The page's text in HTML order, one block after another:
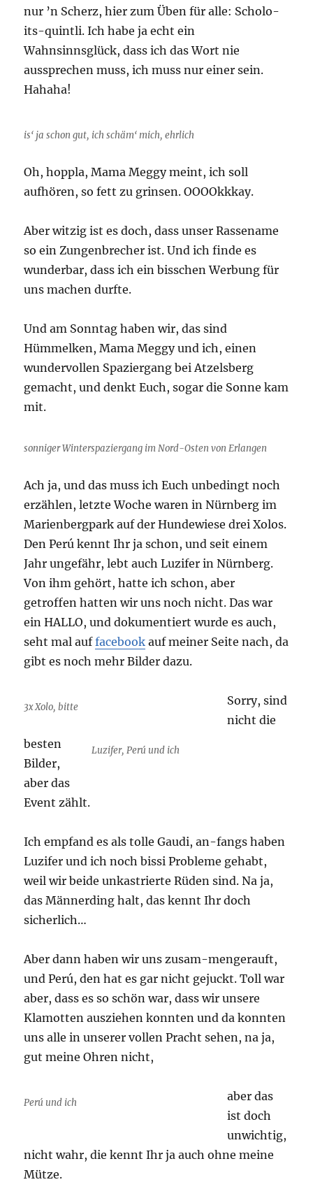
nur ’n Scherz, hier zum Üben für alle: Scholo-
its-quintli. Ich habe ja echt ein
Wahnsinnsglück, dass ich das Wort nie
aussprechen muss, ich muss nur einer sein.
Hahaha!
is‘ ja schon gut, ich schäm‘ mich, ehrlich
Oh, hoppla, Mama Meggy meint, ich soll
aufhören, so fett zu grinsen. OOOOkkkay.
Aber witzig ist es doch, dass unser Rassename
so ein Zungenbrecher ist. Und ich finde es
wunderbar, dass ich ein bisschen Werbung für
uns machen durfte.
Und am Sonntag haben wir, das sind
Hümmelken, Mama Meggy und ich, einen
wundervollen Spaziergang bei Atzelsberg
gemacht, und denkt Euch, sogar die Sonne kam
mit.
sonniger Winterspaziergang im Nord-Osten von Erlangen
Ach ja, und das muss ich Euch unbedingt noch
erzählen, letzte Woche waren in Nürnberg im
Marienbergpark auf der Hundewiese drei Xolos.
Den Perú kennt Ihr ja schon, und seit einem
Jahr ungefähr, lebt auch Luzifer in Nürnberg.
Von ihm gehört, hatte ich schon, aber
getroffen hatten wir uns noch nicht. Das war
ein HALLO, und dokumentiert wurde es auch,
seht mal auffacebook auf meiner Seite nach, da
gibt es noch mehr Bilder dazu.
3x Xolo, bitte
Luzifer, Perú und ich
Sorry, sind
nicht die
besten
Bilder,
aber das
Event zählt.
Ich empfand es als tolle Gaudi, an-fangs haben
Luzifer und ich noch bissi Probleme gehabt,
weil wir beide unkastrierte Rüden sind. Na ja,
das Männerding halt, das kennt Ihr doch
sicherlich…
Aber dann haben wir uns zusam-mengerauft,
und Perú, den hat es gar nicht gejuckt. Toll war
aber, dass es so schön war, dass wir unsere
Klamotten ausziehen konnten und da konnten
uns alle in unserer vollen Pracht sehen, na ja,
gut meine Ohren nicht,
Perú und ich
aber das
ist doch
unwichtig,
nicht wahr, die kennt Ihr ja auch ohne meine
Mütze.